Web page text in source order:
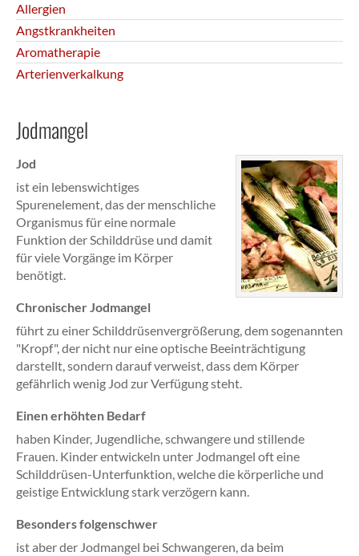
Allergien
Angstkrankheiten
Aromatherapie
Arterienverkalkung
Jodmangel
Jod
ist ein lebenswichtiges
Spurenelement, das der menschliche
Organismus für eine normale
Funktion der Schilddrüse und damit
für viele Vorgänge im Körper
benötigt.
Chronischer Jodmangel
führt zu einer Schilddrüsenvergrößerung, dem sogenannten
"Kropf", der nicht nur eine optische Beeinträchtigung
darstellt, sondern darauf verweist, dass dem Körper
gefährlich wenig Jod zur Verfügung steht.
Einen erhöhten Bedarf
haben Kinder, Jugendliche, schwangere und stillende
Frauen. Kinder entwickeln unter Jodmangel oft eine
Schilddrüsen-Unterfunktion, welche die körperliche und
geistige Entwicklung stark verzögern kann.
Besonders folgenschwer
ist aber der Jodmangel bei Schwangeren, da beim